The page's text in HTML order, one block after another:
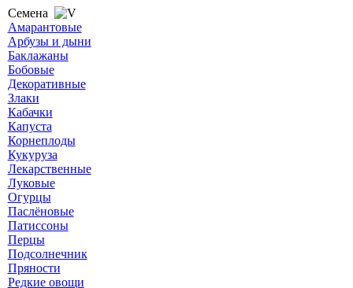
Семена
Амарантовые
Арбузы и дыни
Баклажаны
Бобовые
Декоративные
Злаки
Кабачки
Капуста
Корнеплоды
Кукуруза
Лекарственные
Луковые
Огурцы
Паслёновые
Патиссоны
Перцы
Подсолнечник
Пряности
Редкие овощи